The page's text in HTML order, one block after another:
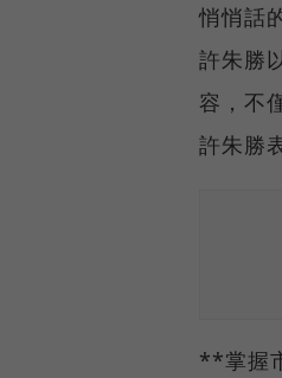
悄悄話
許朱勝
容，不
許朱勝
**掌握